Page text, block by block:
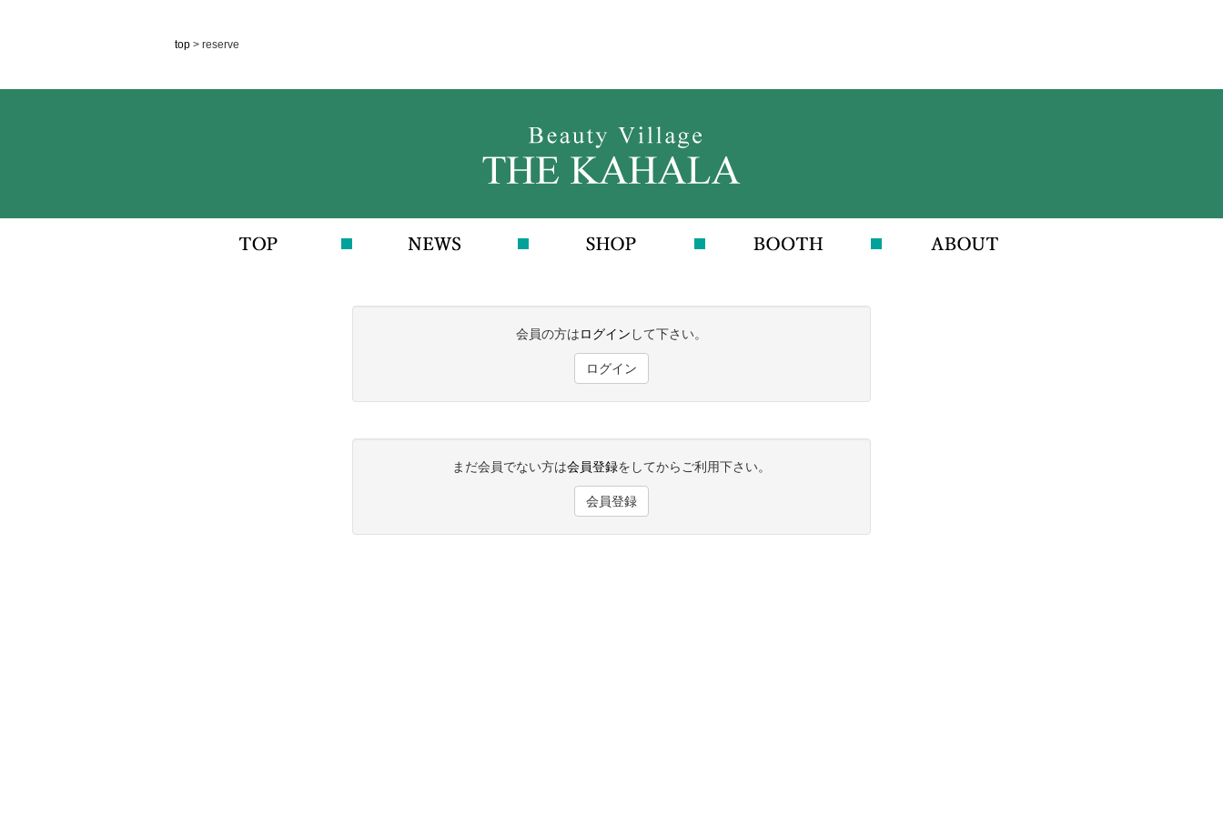
top > reserve
会員の方はログイン して下さい。
ログイン
まだ会員でない方は会員登録をしてからご利用下さい。
会員登録